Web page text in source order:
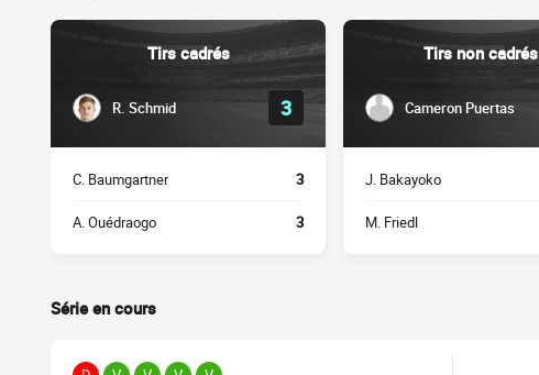
Tirs cadrés
R. Schmid 3
C. Baumgartner 3
A. Ouédraogo 3
Tirs non cadrés
Cameron Puertas
J. Bakayoko
M. Friedl
Série en cours